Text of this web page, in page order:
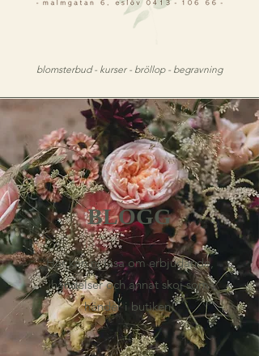
blomsterbud - kurser - bröllop - begravning
BLOGG
Här kan ni läsa om erbjudande,
händelser och annat skoj som
händer i butiken!